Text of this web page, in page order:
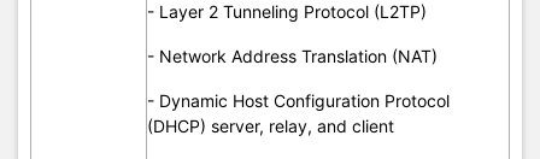
- Layer 2 Tunneling Protocol (L2TP)
- Network Address Translation (NAT)
- Dynamic Host Configuration Protocol
(DHCP) server, relay, and client
(RFC 2338)
- HSRP
- MHSRP